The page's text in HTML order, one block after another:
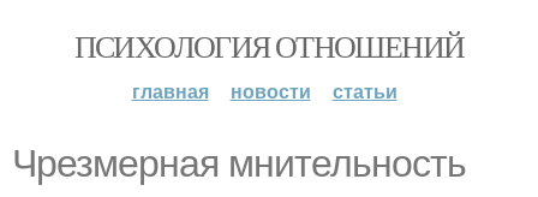
ПСИХОЛОГИЯ ОТНОШЕНИЙ
главная новости статьи
Чрезмерная мнительность